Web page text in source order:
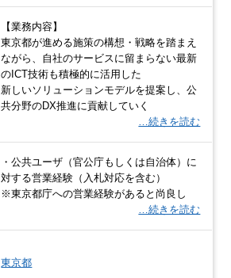
【業務内容】
東京都が進める施策の構想・戦略を踏まえ
ながら、自社のサービスに留まらない最新
のICT技術も積極的に活用した
新しいソリューションモデルを提案し、公
共分野のDX推進に貢献していく
…続きを読む
・公共ユーザ（官公庁もしくは自治体）に
対する営業経験（入札対応を含む）
※東京都庁への営業経験があると尚良し
…続きを読む
東京都